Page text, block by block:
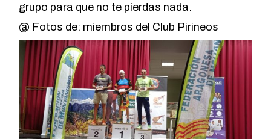
grupo para que no te pierdas nada.
@ Fotos de: miembros del Club Pirineos